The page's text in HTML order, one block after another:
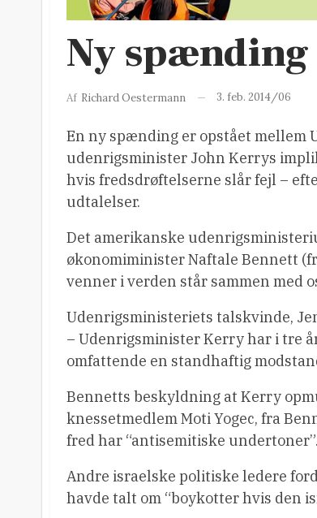
Ny
Af Richard Oestermann 3. feb. 2014/06
En ny spænding er opstået mellem
udenrigsminister John Kerrys
hvis fredsdrøftelserne slår fejl –
udtalelser.
Det amerikanske
økonomiminister Naftale Bennett
venner i verden står sammen med
Udenrigsministeriets talskvinde,
– Udenrigsminister Kerry har i tre
omfattende en standhaftig
Bennetts beskyldning at Kerry
knessetmedlem Moti Yogec, fra
fred har “antisemitiske undertoner”.
Andre israelske politiske ledere
havde talt om “boykotter hvis den